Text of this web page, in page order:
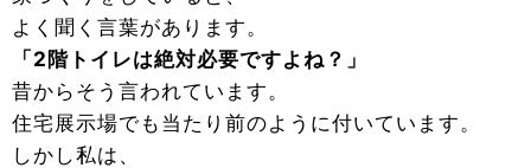
よく聞く言葉があります。
「2階トイレは絶対必要ですよね？」
昔からそう言われています。
住宅展示場でも当たり前のように付いています。
しかし私は、